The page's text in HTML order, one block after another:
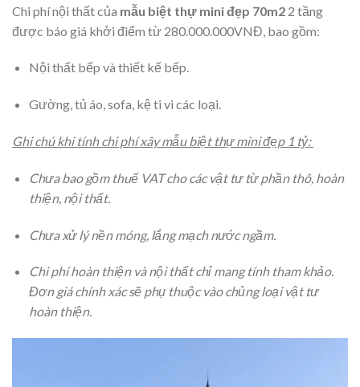
Chi phí nội thất của mẫu biệt thự mini đẹp 70m2 2 tầng
được báo giá khởi điểm từ 280.000.000VNĐ, bao gồm:
Nội thất bếp và thiết kế bếp.
Gường, tủ áo, sofa, kệ ti vi các loại.
Ghi chú khi tính chi phí xây mẫu biệt thự mini đẹp 1 tỷ:
Chưa bao gồm thuế VAT cho các vật tư từ phần thô, hoàn
thiện, nội thất.
Chưa xử lý nền móng, lắng mạch nước ngầm.
Chi phí hoàn thiện và nội thất chỉ mang tính tham khảo.
Đơn giá chính xác sẽ phụ thuộc vào chủng loại vật tư
hoàn thiện.